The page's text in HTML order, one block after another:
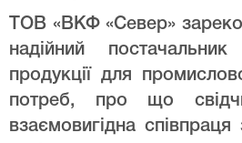
ТОВ «ВКФ «Север»
надійний постачальник
продукції для
потреб, про що
взаємовигідна